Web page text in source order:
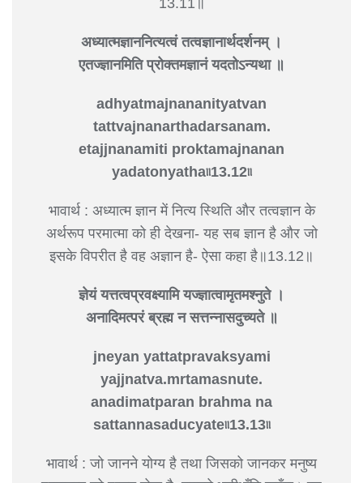
अध्यात्मज्ञाननित्यत्वं तत्वज्ञानार्थदर्शनम् ।
एतज्ज्ञानमिति प्रोक्तमज्ञानं यदतोऽन्यथा ॥
adhyatmajnananityatvan
tattvajnanarthadarsanam.
etajjnanamiti proktamajnanan
yadatonyatha৷৷13.12৷৷
भावार्थ : अध्यात्म ज्ञान में नित्य स्थिति और तत्वज्ञान के
अर्थरूप परमात्मा को ही देखना- यह सब ज्ञान है और जो
इसके विपरीत है वह अज्ञान है- ऐसा कहा है॥13.12॥
ज्ञेयं यत्तत्वप्रवक्ष्यामि यज्ज्ञात्वामृतमश्नुते ।
अनादिमत्परं ब्रह्म न सत्तन्नासदुच्यते ॥
jneyan yattatpravaksyami
yajjnatva.mrtamasnute.
anadimatparan brahma na
sattannasaducyate৷৷13.13৷৷
भावार्थ : जो जानने योग्य है तथा जिसको जानकर मनुष्य